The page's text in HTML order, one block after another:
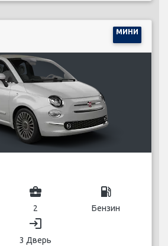
МИНИ
business_center
2
local_gas_station
Бензин
login
3 Дверь